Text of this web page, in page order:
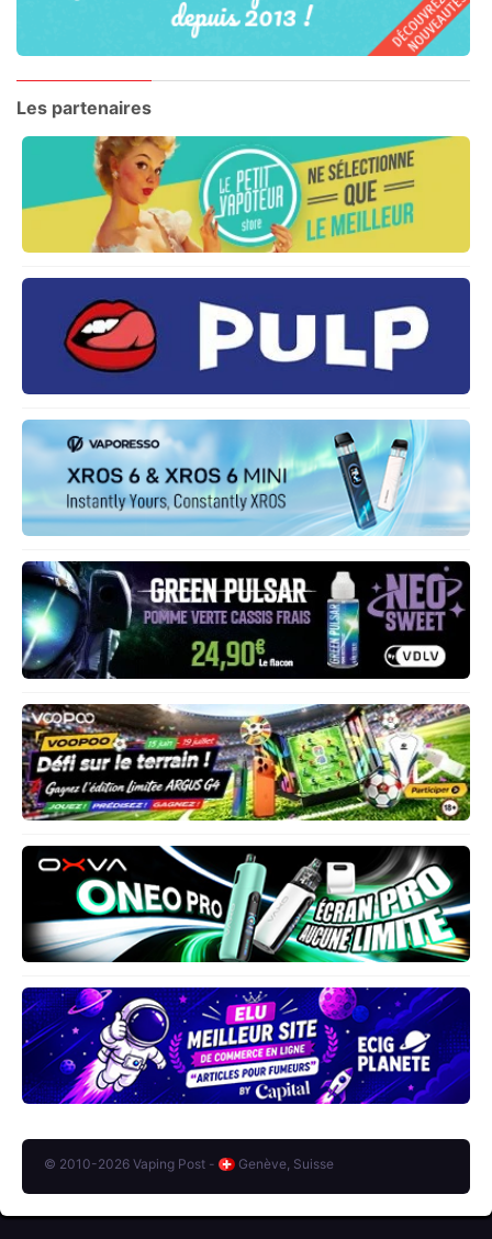
Les partenaires
© 2010-2026 Vaping Post - Genève, Suisse